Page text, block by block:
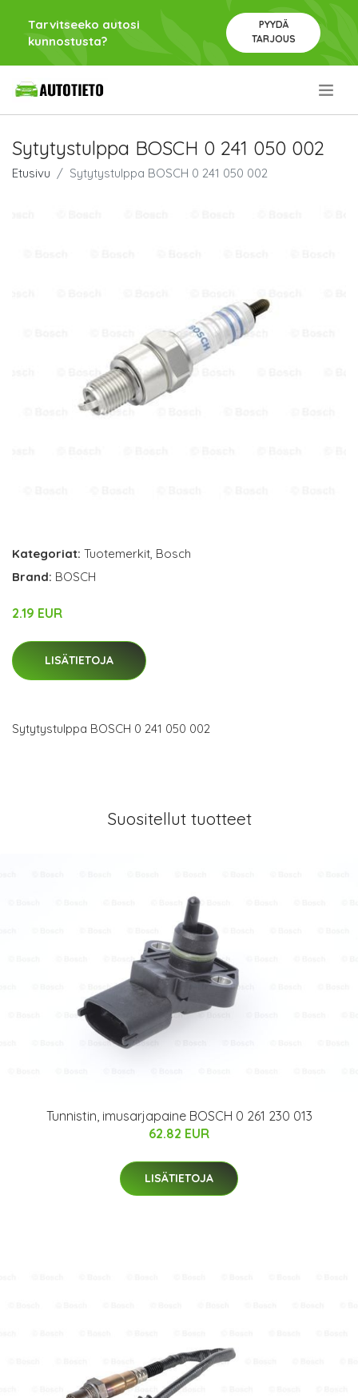
Tarvitseeko autosi
kunnostusta?
PYYDÄ
TARJOUS
Sytytystulppa BOSCH 0 241 050 002
Etusivu Sytytystulppa BOSCH 0 241 050 002
Kategoriat: Tuotemerkit, Bosch
Brand: BOSCH
2.19 EUR
LISÄTIETOJA
Sytytystulppa BOSCH 0 241 050 002
Suositellut tuotteet
Tunnistin, imusarjapaine BOSCH 0 261 230 013
62.82 EUR
LISÄTIETOJA